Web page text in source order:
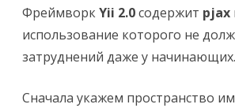
ФреймворкYii 2.0содержит pjax
использование которого не
затруднений даже у начинающих.
Сначала укажем пространство